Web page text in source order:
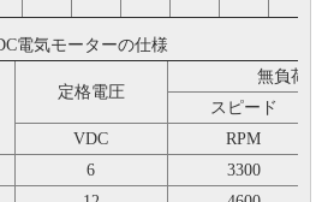
電気モーターの仕様
定格電圧
無負荷
スピード
VDC
RPM
6
3300